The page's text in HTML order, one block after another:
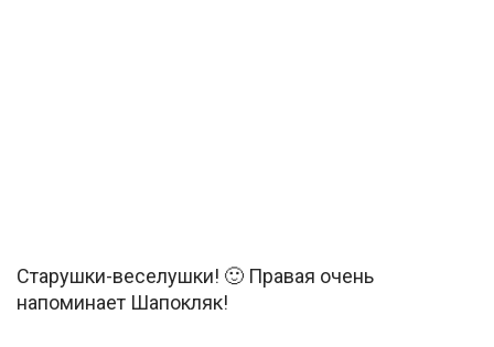
Старушки-веселушки! 🙂 Правая очень
напоминает Шапокляк!